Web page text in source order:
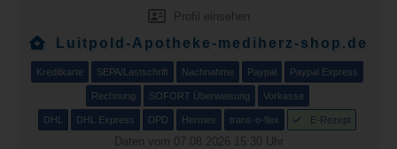
Profil einsehen
Luitpold-Apotheke-mediherz-shop.de
Kreditkarte SEPA/Lastschrift Nachnahme Paypal Paypal Express
Rechnung SOFORT Überweisung Vorkasse
DHL DHL Express DPD Hermes trans-o-flex E-Rezept
Daten vom 07.08.2026 15:30 Uhr